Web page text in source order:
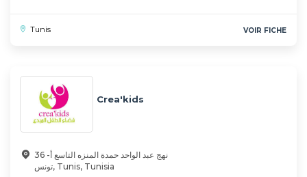
Tunis VOIR FICHE
Crea'kids
36 نهج عبد الواحد حمدة المنزه التاسع أ-
تونس, Tunis, Tunisia